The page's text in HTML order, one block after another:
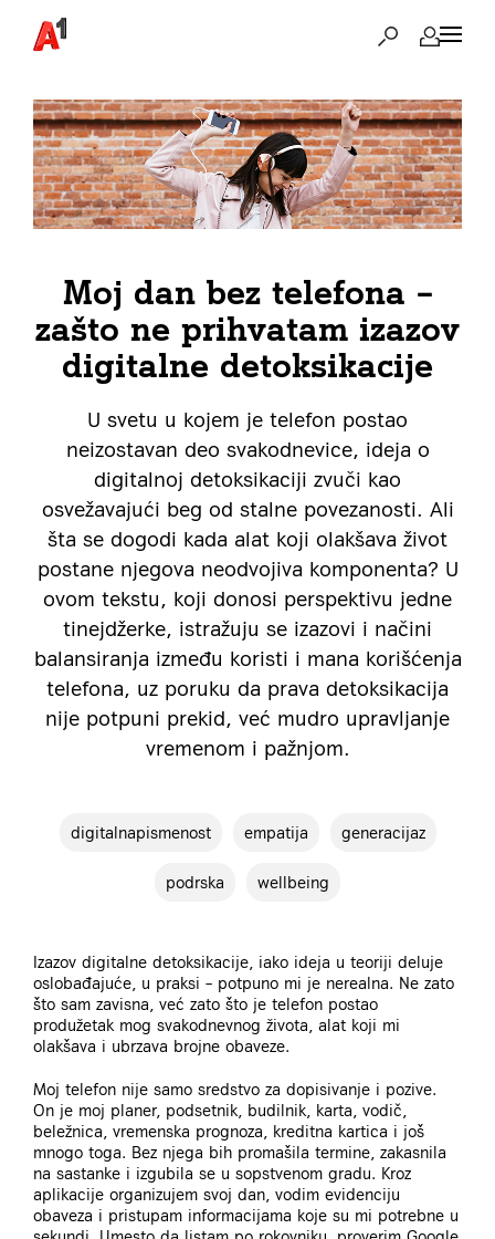
Moj dan bez telefona –
zašto ne prihvatam izazov
digitalne detoksikacije
U svetu u kojem je telefon postao
neizostavan deo svakodnevice, ideja o
digitalnoj detoksikaciji zvuči kao
osvežavajući beg od stalne povezanosti. Ali
šta se dogodi kada alat koji olakšava život
postane njegova neodvojiva komponenta? U
ovom tekstu, koji donosi perspektivu jedne
tinejdžerke, istražuju se izazovi i načini
balansiranja između koristi i mana korišćenja
telefona, uz poruku da prava detoksikacija
nije potpuni prekid, već mudro upravljanje
vremenom i pažnjom.
digitalnapismenost empatija generacijaz
podrska wellbeing
Izazov digitalne detoksikacije, iako ideja u teoriji deluje
oslobađajuće, u praksi – potpuno mi je nerealna. Ne zato
što sam zavisna, već zato što je telefon postao
produžetak mog svakodnevnog života, alat koji mi
olakšava i ubrzava brojne obaveze.
Moj telefon nije samo sredstvo za dopisivanje i pozive.
On je moj planer, podsetnik, budilnik, karta, vodič,
beležnica, vremenska prognoza, kreditna kartica i još
mnogo toga. Bez njega bih promašila termine, zakasnila
na sastanke i izgubila se u sopstvenom gradu. Kroz
aplikacije organizujem svoj dan, vodim evidenciju
obaveza i pristupam informacijama koje su mi potrebne u